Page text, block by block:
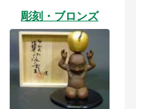
彫刻・ブロンズ